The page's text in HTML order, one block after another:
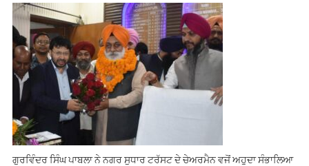
ਗੁਰਵਿੰਦਰ ਸਿੰਘ ਪਾਬਲਾ ਨੇ ਨਗਰ ਸੁਧਾਰ ਟਰੱਸਟ ਦੇ ਚੇਅਰਮੈਨ ਵਜੋਂ ਅਹੁਦਾ ਸੰਭਾਲਿਆ